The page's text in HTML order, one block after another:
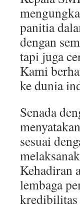
panitia
dengan
tapi juga
Kami
ke dunia
Senada
sesuai
Kehadiran
lembaga
kredibilitas